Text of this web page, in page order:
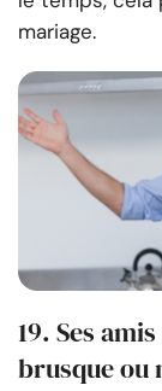
mariage.
19. Ses
brusque ou